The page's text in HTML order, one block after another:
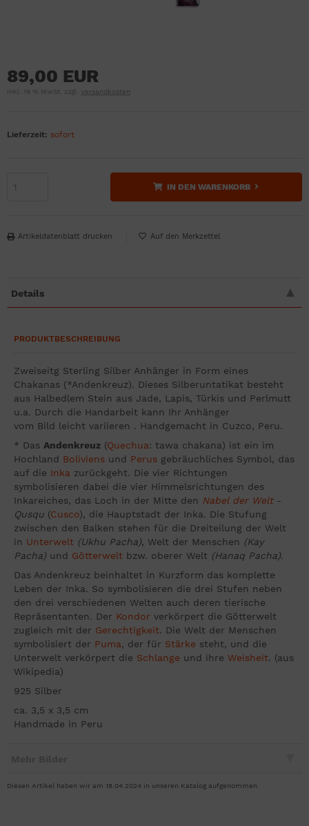
89,00 EUR
inkl. 19 % MwSt. zzgl. Versandkosten
Lieferzeit: sofort
IN DEN WARENKORB
Artikeldatenblatt drucken
Details
PRODUKTBESCHREIBUNG
Zweiseitg Sterling Silber Anhänger in Form eines
Chakanas (*Andenkreuz). Dieses Silberuntatikat besteht
aus Halbedlem Stein aus Jade, Lapis, Türkis und Perlmutt
u.a. Durch die Handarbeit kann Ihr Anhänger
vom Bild leicht variieren . Handgemacht in Cuzco, Peru.
* Das Andenkreuz (Quechua: tawa chakana) ist ein im
Hochland Boliviens und Perus gebräuchliches Symbol, das
auf die Inka zurückgeht. Die vier Richtungen
symbolisieren dabei die vier Himmelsrichtungen des
Inkareiches, das Loch in der Mitte den Nabel der Welt-
Qusqu (Cusco), die Hauptstadt der Inka. Die Stufung
zwischen den Balken stehen für die Dreiteilung der Welt
in Unterwelt (Ukhu Pacha), Welt der Menschen (Kay
Pacha) und Götterwelt bzw. oberer Welt (Hanaq Pacha).
Das Andenkreuz beinhaltet in Kurzform das komplette
Leben der Inka. So symbolisieren die drei Stufen neben
den drei verschiedenen Welten auch deren tierische
Repräsentanten. Der Kondor verkörpert die Götterwelt
zugleich mit der Gerechtigkeit. Die Welt der Menschen
symbolisiert der Puma, der für Stärke steht, und die
Unterwelt verkörpert die Schlange und ihre Weisheit. (aus
Wikipedia)
925 Silber
ca. 3,5 x 3,5 cm
Handmade in Peru
Diesen Artikel haben wir am 18.04.2024 in unseren Katalog aufgenommen.